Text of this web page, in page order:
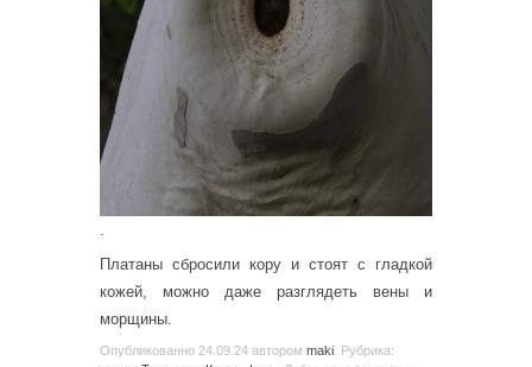
Платаны сбросили кору и стоят с гладкой
кожей, можно даже разглядеть вены и
морщины.
Опубликованно 24.09.24 автором maki . Рубрика: